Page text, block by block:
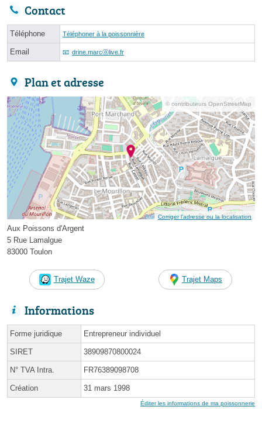
Contact
Téléphone Téléphoner à la poissonnière
Email drine.marcⓐlive.fr
Plan et adresse
© contributeurs OpenStreetMap
Corriger l’adresse ou la localisation
Aux Poissons d'Argent
5 Rue Lamalgue
83000 Toulon
Trajet Waze Trajet Maps
Informations
Forme juridique Entrepreneur individuel
SIRET 38909870800024
N° TVA Intra. FR76389098708
Création 31 mars 1998
Éditer les informations de ma poissonnerie